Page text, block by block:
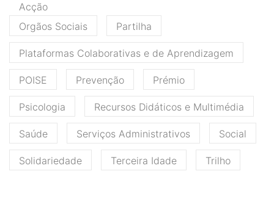
Acção
Orgãos Sociais
Partilha
Plataformas Colaborativas e de Aprendizagem
POISE Prevenção Prémio
Psicologia Recursos Didáticos e Multimédia
Saúde Serviços Administrativos Social
Solidariedade Terceira Idade Trilho